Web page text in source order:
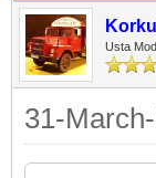
Usta
31-